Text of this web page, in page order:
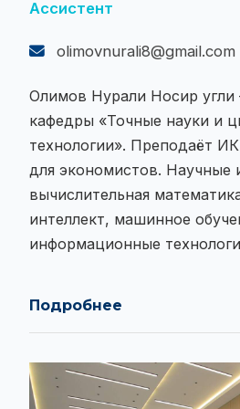
Ассистент
olimovnurali8@gmail.com
Олимов Нурали Носир угли
кафедры «Точные науки и
технологии». Преподаёт
для экономистов. Научные
вычислительная
интеллект, машинное
информационные
Подробнее
кафедры «Точные науки и
технологии». Преподаёт